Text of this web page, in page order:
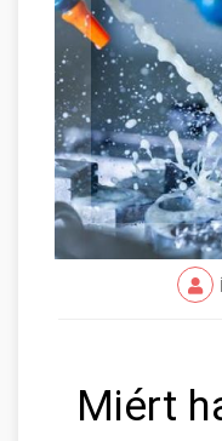
Miért